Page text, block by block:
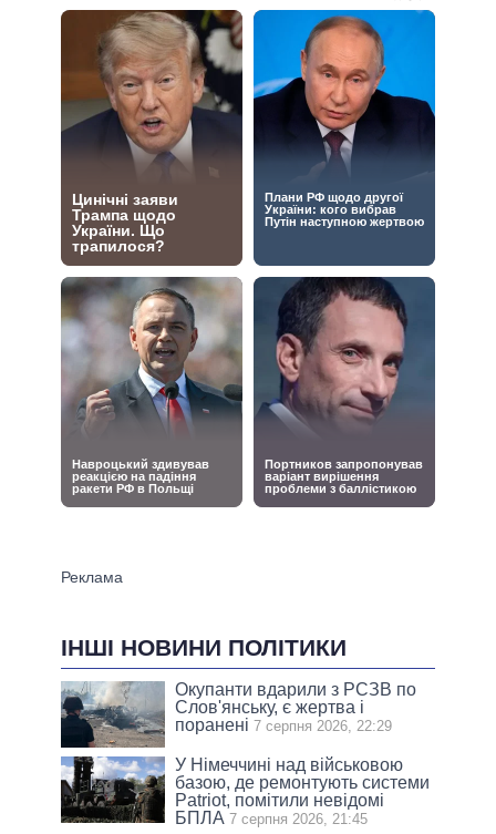
ІНШІ НОВИНИ ПОЛІТИКИ
Окупанти вдарили з РСЗВ по
Слов'янську, є жертва і
поранені 7 серпня 2026, 22:29
У Німеччині над військовою
базою, де ремонтують системи
Patriot, помітили невідомі
БПЛА 7 серпня 2026, 21:45